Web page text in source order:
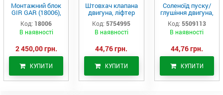
Монтажний блок
GIR GAR (18006),
Аналог
Код: 18006
В наявності
2 450,00 грн.
КУПИТИ
Штовхач клапана
двигуна, ліфтер
(575-4995)
Код: 5754995
В наявності
44,76 грн.
КУПИТИ
Соленоїд пуску/
глушіння двигуна,
актуатор (550-
9113)
Код: 5509113
В наявності
44,76 грн.
КУПИТИ